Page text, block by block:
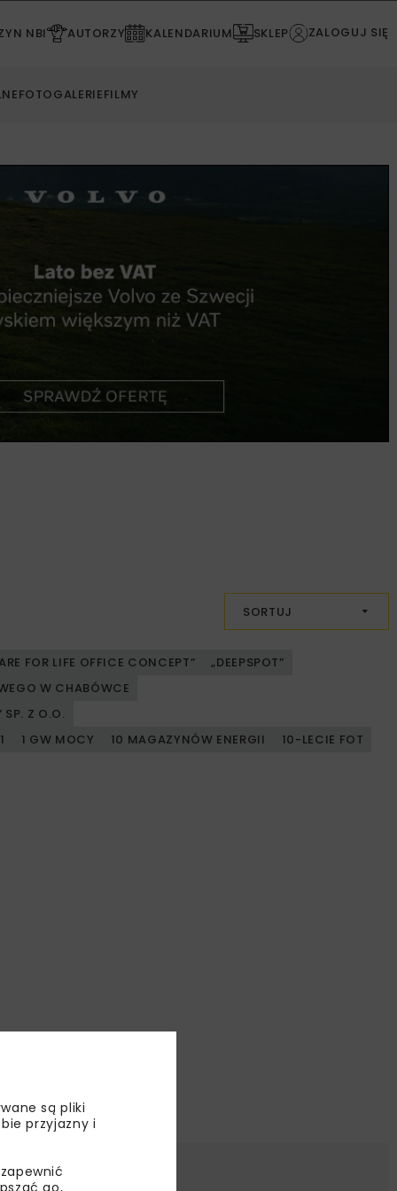
NBI AUTORZY KALENDARIUM SKLEP ZALOGUJ SIĘ
FOTOGALERIEFILMY
SORTUJ
FOR LIFE OFFICE CONCEPT”
„DEEPSPOT”
W CHABÓWCE
SP. Z O.O.
1 1 GW MOCY 10 MAGAZYNÓW ENERGII
10-LECIE FOT
są pliki
przyjazny i
go,